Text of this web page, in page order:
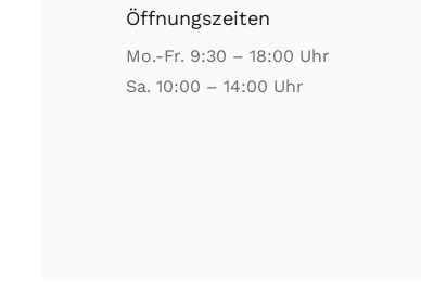
Öffnungszeiten
Mo.-Fr. 9:30 – 18:00 Uhr
Sa. 10:00 – 14:00 Uhr